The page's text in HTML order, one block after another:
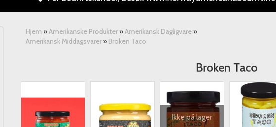
Hjem »Amerikanske Produkter»Amerikansk Dagligvare»
Amerikansk Middagsvarer» Broken Taco
Broken Taco
Ikke på lager